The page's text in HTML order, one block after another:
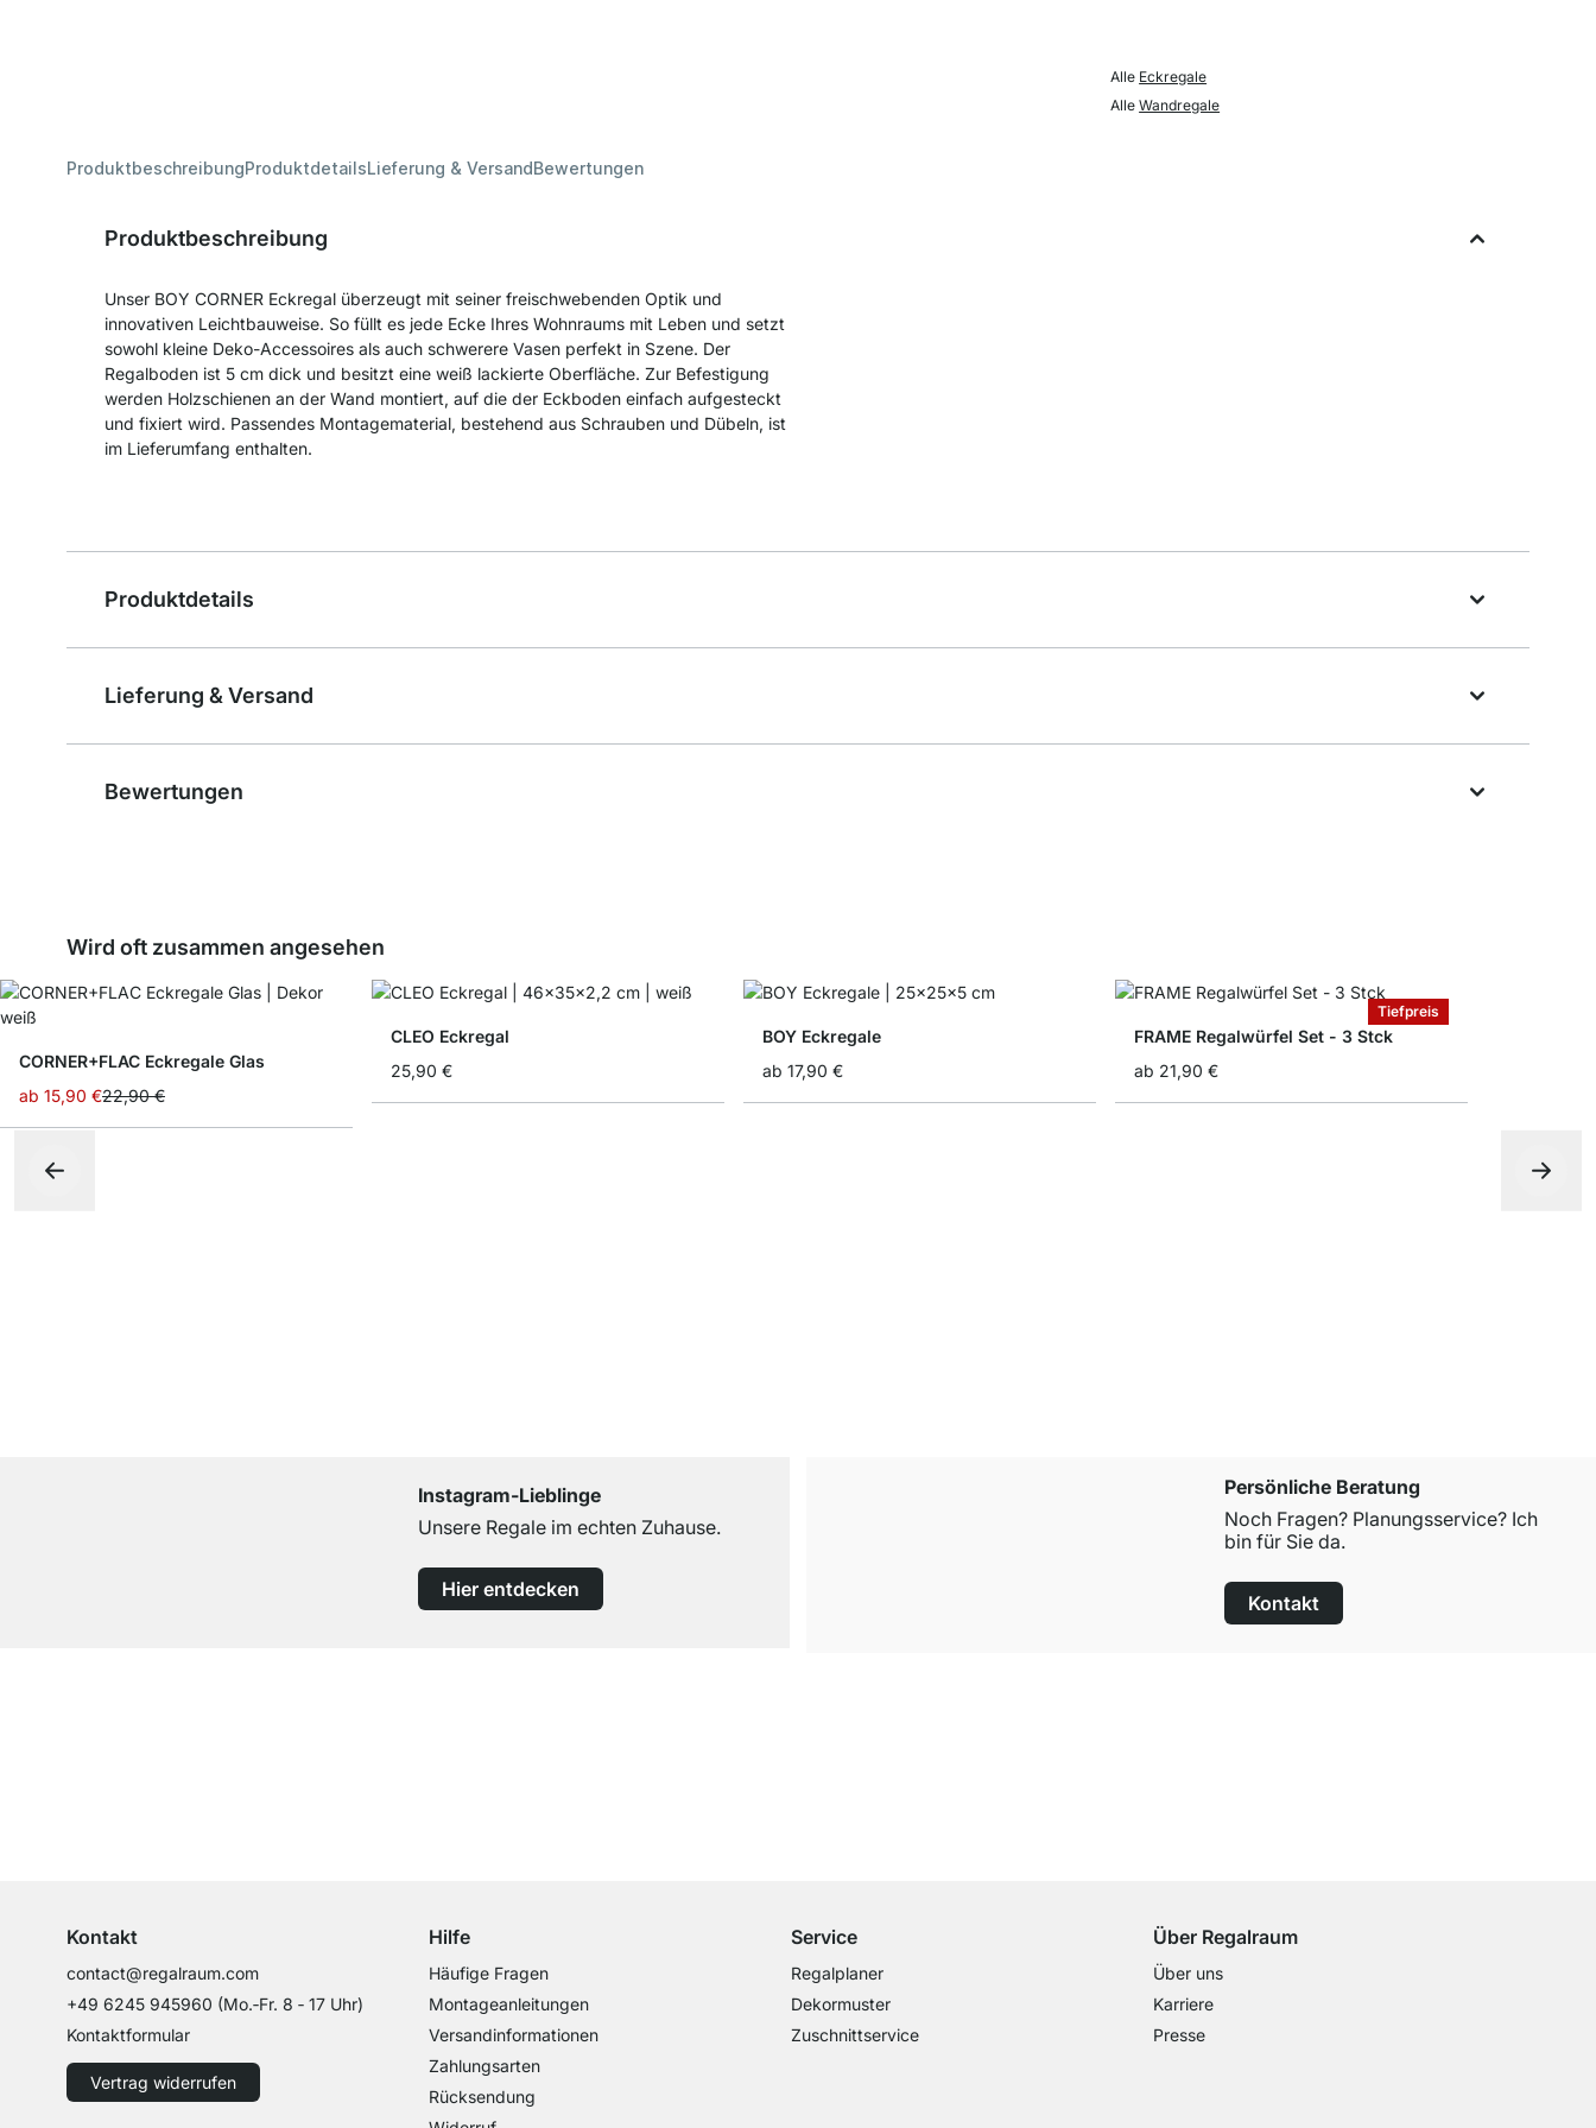
Alle Eckregale
AlleWandregale
ProduktbeschreibungProduktdetailsLieferung & VersandBewertungen
Produktbeschreibung
Unser BOY CORNER Eckregal überzeugt mit seiner freischwebenden Optik und
innovativen Leichtbauweise. So füllt es jede Ecke Ihres Wohnraums mit Leben und setzt
sowohl kleine Deko-Accessoires als auch schwerere Vasen perfekt in Szene. Der
Regalboden ist 5 cm dick und besitzt eine weiß lackierte Oberfläche. Zur Befestigung
werden Holzschienen an der Wand montiert, auf die der Eckboden einfach aufgesteckt
und fixiert wird. Passendes Montagematerial, bestehend aus Schrauben und Dübeln, ist
im Lieferumfang enthalten.
Produktdetails
Lieferung & Versand
Bewertungen
Wird oft zusammen angesehen
CORNER+FLAC Eckregale Glas
ab 15,90 €22,90 €
CLEO Eckregal
25,90 €
BOY Eckregale
ab 17,90 €
Tiefpreis
FRAME Regalwürfel Set - 3 Stck
ab 21,90 €
Instagram-Lieblinge
Unsere Regale im echten Zuhause.
Hier entdecken
Persönliche Beratung
Noch Fragen? Planungsservice? Ich
bin für Sie da.
Kontakt
Kontakt
contact@regalraum.com
+49 6245 945960 (Mo.‑Fr. 8 ‑ 17 Uhr)
Kontaktformular
Vertrag widerrufen
Hilfe
Häufige Fragen
Montageanleitungen
Versandinformationen
Zahlungsarten
Rücksendung
Service
Regalplaner
Dekormuster
Zuschnittservice
Über Regalraum
Über uns
Karriere
Presse